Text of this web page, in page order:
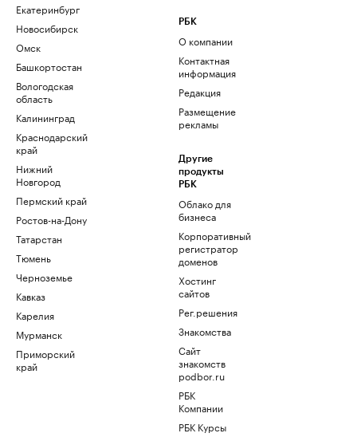
Екатеринбург
Новосибирск
Омск
Башкортостан
Вологодская
область
Калининград
Краснодарский
край
Нижний
Новгород
Пермский край
Ростов-на-Дону
Татарстан
Тюмень
Черноземье
Кавказ
Карелия
Мурманск
Приморский
край
РБК
О компании
Контактная
информация
Редакция
Размещение
рекламы
Другие
продукты
РБК
Облако для
бизнеса
Корпоративный
регистратор
доменов
Хостинг
сайтов
Рег.решения
Знакомства
Сайт
знакомств
podbor.ru
РБК
Компании
РБК Курсы